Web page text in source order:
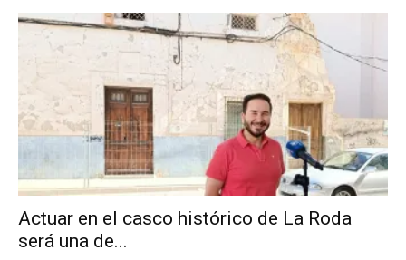
Actuar en el casco histórico de La Roda
será una de...